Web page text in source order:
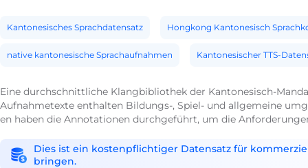
Kantonesisches Sprachdatensatz Hongkong Kantonesisch
native kantonesische Sprachaufnahmen Kantonesischer TTS-
Eine durchschnittliche Klangbibliothek der Kantonesisch-
Aufnahmetexte enthalten Bildungs-, Spiel- und allgemeine
en haben die Annotationen durchgeführt, um die
Dies ist ein kostenpflichtiger Datensatz für
bringen.